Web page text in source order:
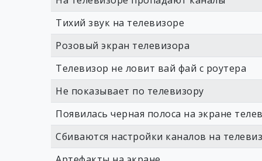
Тихий звук на телевизоре
Розовый экран телевизора
Телевизор не ловит вай фай с роутера
Не показывает по телевизору
Появилась черная полоса на экране
Сбиваются настройки каналов на